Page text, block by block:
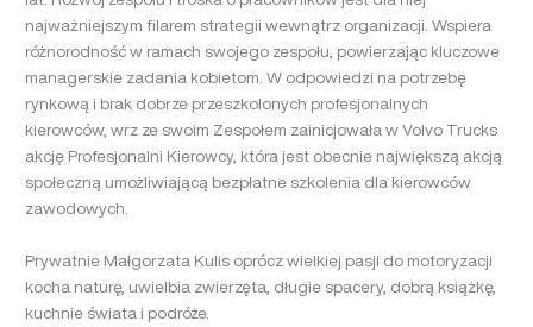
najważniejszym filarem strategii wewnątrz organizacji. Wspiera
różnorodność w ramach swojego zespołu, powierzając kluczowe
managerskie zadania kobietom. W odpowiedzi na potrzebę
rynkową i brak dobrze przeszkolonych profesjonalnych
kierowców, wrz ze swoim Zespołem zainicjowała w Volvo Trucks
akcję Profesjonalni Kierowcy, która jest obecnie największą akcją
społeczną umożliwiającą bezpłatne szkolenia dla kierowców
zawodowych.
Prywatnie Małgorzata Kulis oprócz wielkiej pasji do motoryzacji
kocha naturę, uwielbia zwierzęta, długie spacery, dobrą książkę,
kuchnie świata i podróże.